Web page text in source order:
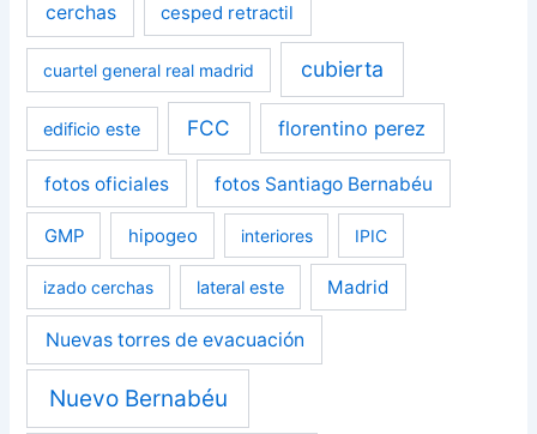
cerchas cesped retractil
cuartel general real madrid cubierta
edificio este FCC florentino perez
fotos oficiales fotos Santiago Bernabéu
GMP hipogeo interiores IPIC
izado cerchas lateral este Madrid
Nuevas torres de evacuación
Nuevo Bernabéu